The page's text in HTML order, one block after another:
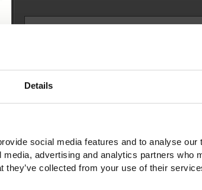
Details
social media features and to analyse our
advertising and analytics partners who
they’ve collected from your use of their